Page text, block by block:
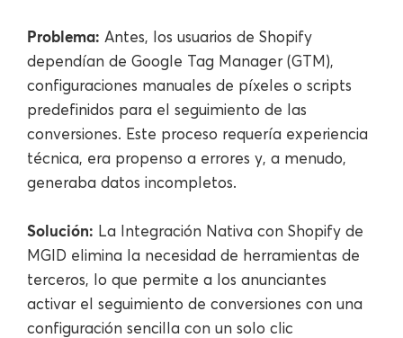
Problema: Antes, los usuarios de Shopify
dependían de Google Tag Manager (GTM),
configuraciones manuales de píxeles o scripts
predefinidos para el seguimiento de las
conversiones. Este proceso requería experiencia
técnica, era propenso a errores y, a menudo,
generaba datos incompletos.
Solución: La Integración Nativa con Shopify de
MGID elimina la necesidad de herramientas de
terceros, lo que permite a los anunciantes
activar el seguimiento de conversiones con una
configuración sencilla con un solo clic